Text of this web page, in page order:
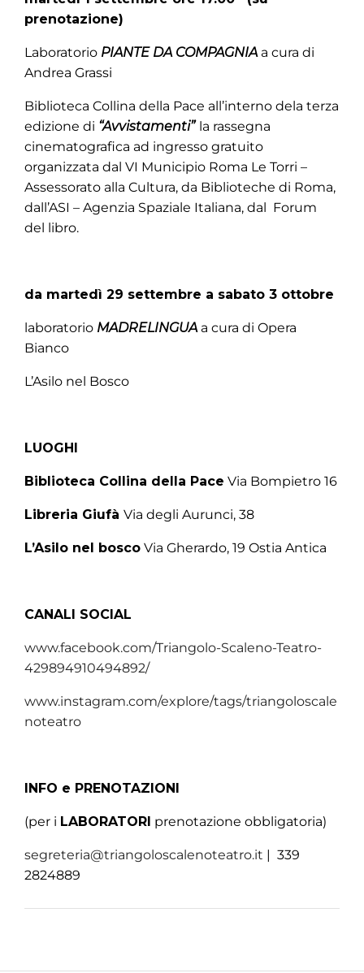
prenotazione)
Laboratorio PIANTE DA COMPAGNIA a cura di
Andrea Grassi
Biblioteca Collina della Pace all’interno dela terza
edizione di “Avvistamenti” la rassegna
cinematografica ad ingresso gratuito
organizzata dal VI Municipio Roma Le Torri –
Assessorato alla Cultura, da Biblioteche di Roma,
dall’ASI – Agenzia Spaziale Italiana, dal Forum
del libro.
da martedì 29 settembre a sabato 3 ottobre
laboratorio MADRELINGUAa cura di Opera
Bianco
L’Asilo nel Bosco
LUOGHI
Biblioteca Collina della Pace Via Bompietro 16
Libreria Giufà Via degli Aurunci, 38
L’Asilo nel bosco Via Gherardo, 19 Ostia Antica
CANALI SOCIAL
www.facebook.com/Triangolo-Scaleno-Teatro-
429894910494892/
www.instagram.com/explore/tags/triangoloscale
noteatro
INFO e PRENOTAZIONI
(per i LABORATORI prenotazione obbligatoria)
segreteria@triangoloscalenoteatro.it | 339
2824889